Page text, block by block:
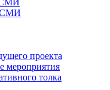
СМИ
СМИ
проекта
мероприятия
толка